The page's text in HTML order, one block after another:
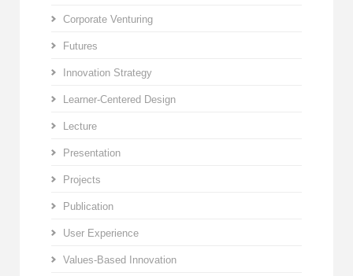
Corporate Venturing
Futures
Innovation Strategy
Learner-Centered Design
Lecture
Presentation
Projects
Publication
User Experience
Values-Based Innovation